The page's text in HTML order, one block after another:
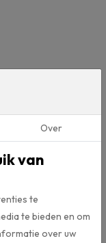
is het
kan de vloer
Vaak
Benieuwd naar de
In
een gelijkmatige en
Over
van
te
te bieden en om
over uw